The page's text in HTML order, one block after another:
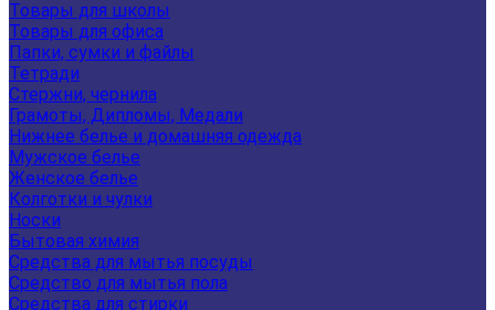
Товары для школы
Товары для офиса
Папки, сумки и файлы
Тетради
Стержни, чернила
Грамоты, Дипломы, Медали
Нижнее белье и домашняя одежда
Мужское белье
Женское белье
Колготки и чулки
Носки
Бытовая химия
Средства для мытья посуды
Средство для мытья пола
Средства для стирки